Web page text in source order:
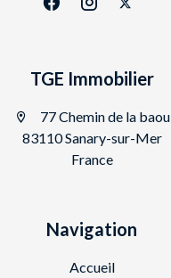
TGE Immobilier
77 Chemin de la baou
83110 Sanary-sur-Mer
France
Navigation
Accueil